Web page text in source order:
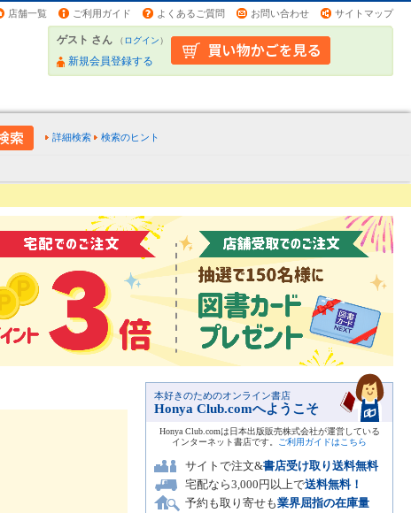
店舗一覧 ご利用ガイド よくあるご質問 お問い合わせ サイトマップ
ゲスト さん （ログイン）
新規会員登録する
詳細検索 検索のヒント
本好きのためのオンライン書店
Honya Club.comへようこそ
Honya Club.comは日本出版販売株式会社が運営している
インターネット書店です。
ご利用ガイドはこちら
サイトで注文&書店受け取り送料無料
宅配なら3,000円以上で送料無料！
予約も取り寄せも業界屈指の在庫量